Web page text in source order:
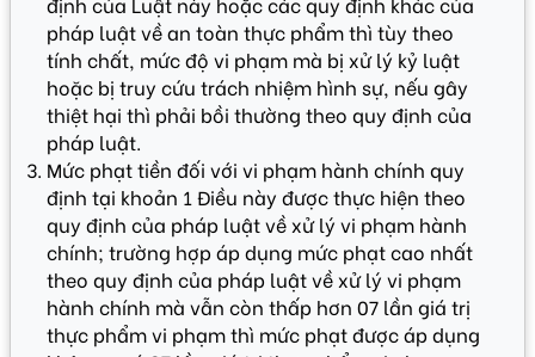
pháp luật về an toàn thực phẩm thì tùy theo
tính chất, mức độ vi phạm mà bị xử lý kỷ luật
hoặc bị truy cứu trách nhiệm hình sự, nếu gây
thiệt hại thì phải bồi thường theo quy định của
pháp luật.
Mức phạt tiền đối với vi phạm hành chính quy
định tại khoản 1 Điều này được thực hiện theo
quy định của pháp luật về xử lý vi phạm hành
chính; trường hợp áp dụng mức phạt cao nhất
theo quy định của pháp luật về xử lý vi phạm
hành chính mà vẫn còn thấp hơn 07 lần giá trị
thực phẩm vi phạm thì mức phạt được áp dụng